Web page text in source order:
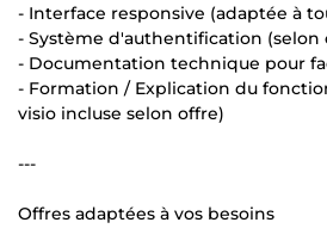
- Interface responsive (adaptée à
- Système d'authentification (selon
- Documentation technique pour
- Formation / Explication du
visio incluse selon offre)
---
Offres adaptées à vos besoins